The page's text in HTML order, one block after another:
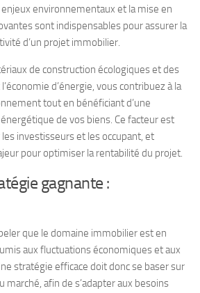
environnementaux et la mise en
sont indispensables pour assurer la
d’un projet immobilier.
de construction écologiques et des
d’énergie, vous contribuez à la
tout en bénéficiant d’une
de vos biens. Ce facteur est
investisseurs et les occupant, et
pour optimiser la rentabilité du projet.
gagnante :
que le domaine immobilier est en
aux fluctuations économiques et aux
stratégie efficace doit donc se baser sur
marché, afin de s’adapter aux besoins